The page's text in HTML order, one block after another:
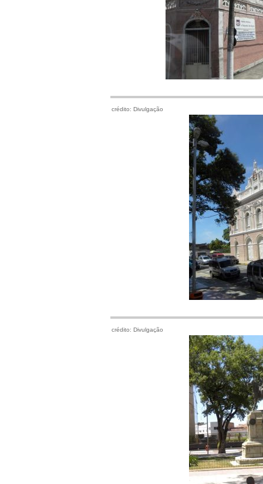
crédito: Divulgação
crédito: Divulgação